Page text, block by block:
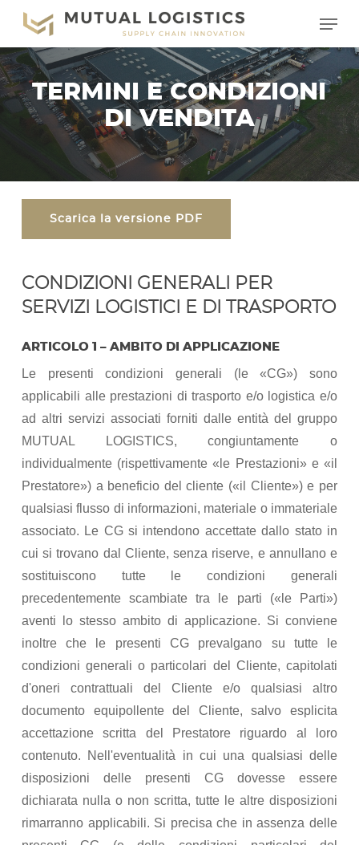
contenuto
principale
Menu
TERMINI E CONDIZIONI
DI VENDITA
Scarica la versione PDF
CONDIZIONI GENERALI PER
SERVIZI LOGISTICI E DI TRASPORTO
ARTICOLO 1 – AMBITO DI APPLICAZIONE
Le presenti condizioni generali (le «CG») sono
applicabili alle prestazioni di trasporto e/o logistica e/o
ad altri servizi associati forniti dalle entità del gruppo
MUTUAL LOGISTICS, congiuntamente o
individualmente (rispettivamente «le Prestazioni» e «il
Prestatore») a beneficio del cliente («il Cliente») e per
qualsiasi flusso di informazioni, materiale o immateriale
associato. Le CG si intendono accettate dallo stato in
cui si trovano dal Cliente, senza riserve, e annullano e
sostituiscono tutte le condizioni generali
precedentemente scambiate tra le parti («le Parti»)
aventi lo stesso ambito di applicazione. Si conviene
inoltre che le presenti CG prevalgano su tutte le
condizioni generali o particolari del Cliente, capitolati
d'oneri contrattuali del Cliente e/o qualsiasi altro
documento equipollente del Cliente, salvo esplicita
accettazione scritta del Prestatore riguardo al loro
contenuto. Nell'eventualità in cui una qualsiasi delle
disposizioni delle presenti CG dovesse essere
dichiarata nulla o non scritta, tutte le altre disposizioni
rimarranno applicabili. Si precisa che in assenza delle